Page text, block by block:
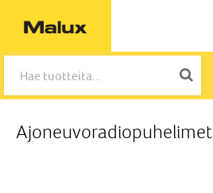
Ajoneuvoradiopuhelimet